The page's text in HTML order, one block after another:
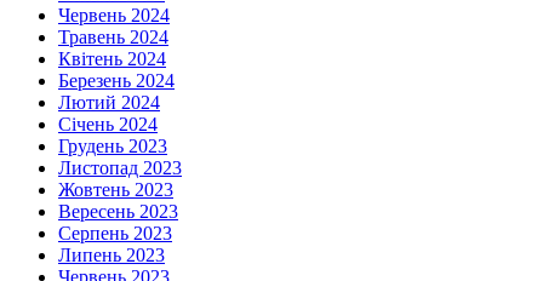
Червень 2024
Травень 2024
Квітень 2024
Березень 2024
Лютий 2024
Січень 2024
Грудень 2023
Листопад 2023
Жовтень 2023
Вересень 2023
Серпень 2023
Липень 2023